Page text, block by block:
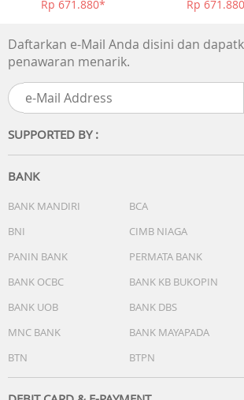
(jarum bergerak setiap 20 detik))
Rp 671.880*
Rp
Daftarkan e-Mail Anda disini dan
penawaran menarik.
SUPPORTED BY :
BANK
BANK MANDIRI BCA
BNI
CIMB NIAGA
PANIN BANK
PERMATA BANK
BANK OCBC
BANK KB BUKOPIN
BANK UOB
BANK DBS
MNC BANK
BANK MAYAPADA
BTN
BTPN